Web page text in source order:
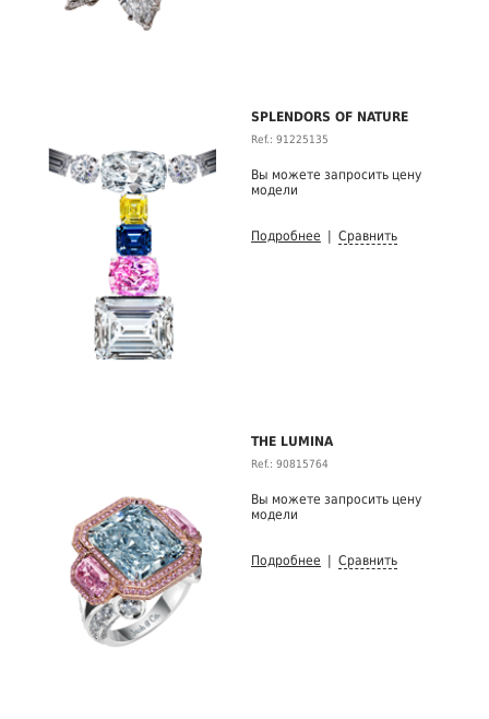
SPLENDORS OF NATURE
Ref.: 91225135
Вы можете запросить цену
модели
Подробнее Сравнить
THE LUMINA
Ref.: 90815764
Вы можете запросить цену
модели
Подробнее Сравнить